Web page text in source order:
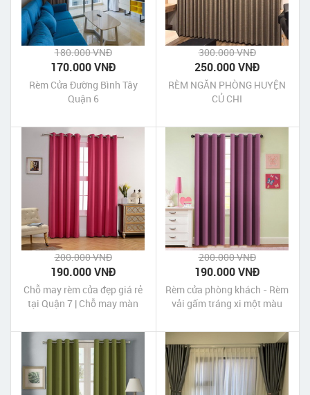
180.000 VNĐ
170.000 VNĐ
Rèm Cửa Đường Bình Tây
Quận 6
300.000 VNĐ
250.000 VNĐ
RÈM NGĂN PHÒNG HUYỆN
CỦ CHI
200.000 VNĐ
190.000 VNĐ
Chỗ may rèm cửa đẹp giá rẻ
tại Quận 7 | Chỗ may màn
HCM
200.000 VNĐ
190.000 VNĐ
Rèm cửa phòng khách - Rèm
vải gấm tráng xi một màu